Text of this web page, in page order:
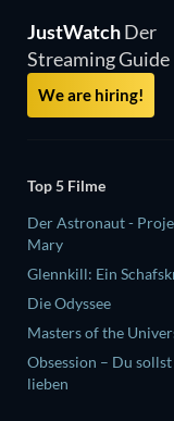
JustWatchDer
Streaming Guide
We are hiring!
Top 5 Filme
Der Astronaut -
Mary
Glennkill: Ein
Die Odyssee
Masters of the
Obsession – Du
lieben